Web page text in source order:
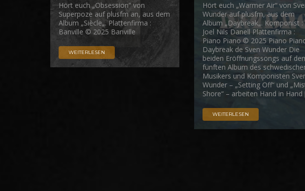
Hört euch „Obsession“ von
Superpoze auf plusfm an, aus dem
Album „Siècle„. Plattenfirma :
Banville © 2025 Banville
WEITERLESEN
Hört euch „Warmer Air“ von
Wunder auf plusfm, aus dem
Album „Daybreak„. Komponist :
Joel Nils Danell Plattenfirma :
Piano Piano © 2025 Piano
Daybreak de Sven Wunder Die
beiden Eröffnungssongs auf
fünften Album des
Musikers und Komponisten
Wunder – „Setting Off“ und
Shore“ – arbeiten Hand in
WEITERLESEN